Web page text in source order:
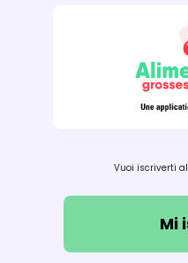
Vuoi iscriverti
Mi